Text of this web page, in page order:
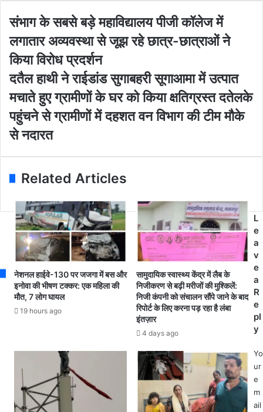
o
u
r
E
m
a
i
a
d
d
सं
ग
के
ब
से
ड़े
म
हा
वि
जी
कॉ
ल
गा
झ
संभाग के सबसे बड़े महाविद्यालय पीजी कॉलेज में
लगातार अव्यवस्था से जूझ रहे छात्र-छात्राओं ने
किया विरोध प्रदर्शन
द
ल
हा
थी
ने
डां
ड
गा
गा
आ
मा
दतैल हाथी ने राईडांड सुगाबहरी सूगाआमा में उत्पात
मचाते हुए ग्रामीणों के घर को किया क्षतिग्रस्त दतेलके
पहुंचने से ग्रामीणों में दहशत वन विभाग की टीम मौके
से नदारत
Related Articles
नेशनल हाईवे-130 पर जजगा में बस और
इनोवा की भीषण टक्कर: एक महिला की
मौत, 7 लोग घायल
19 hours ago
सामुदायिक स्वास्थ्य केंद्र में लैब के
निजीकरण से बढ़ी मरीजों की मुश्किलें:
निजी कंपनी को संचालन सौंपे जाने के बाद
रिपोर्ट के लिए करना पड़ रहा है लंबा
इंतज़ार
4 days ago
L
e
a
v
e
a
R
e
pl
y
Yo
ur
e
m
ail